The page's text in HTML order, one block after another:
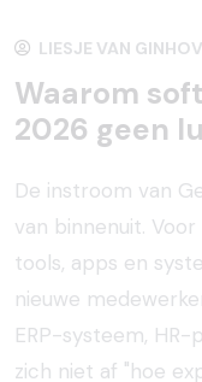
LIESJE VAN
Waarom
2026 geen
De instroom van
van binnenuit.
tools, apps en
nieuwe
ERP-systeem,
zich niet af "hoe